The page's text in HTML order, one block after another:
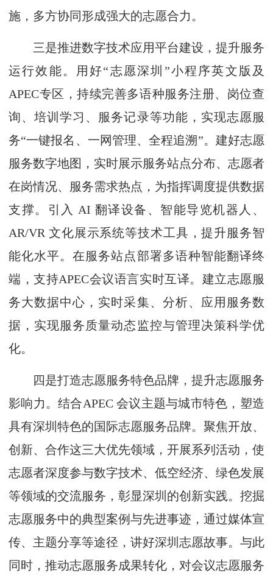
施，多方协同形成强大的志愿合力。
三是推进数字技术应用平台建设，提升服务
运行效能。用好“志愿深圳”小程序英文版及
APEC专区，持续完善多语种服务注册、岗位查
询、培训学习、服务记录等功能，实现志愿服
务“一键报名、一网管理、全程追溯”。建好志愿
服务数字地图，实时展示服务站点分布、志愿者
在岗情况、服务需求热点，为指挥调度提供数据
支撑。引入 AI 翻译设备、智能导览机器人、
AR/VR 文化展示系统等技术工具，提升服务智
能化水平。在服务站点部署多语种智能翻译终
端，支持APEC会议语言实时互译。建立志愿服
务大数据中心，实时采集、分析、应用服务数
据，实现服务质量动态监控与管理决策科学优
化。
四是打造志愿服务特色品牌，提升志愿服务
影响力。结合APEC 会议主题与城市特色，塑造
具有深圳特色的国际志愿服务品牌。聚焦开放、
创新、合作这三大优先领域，开展系列活动，使
志愿者深度参与数字技术、低空经济、绿色发展
等领域的交流服务，彰显深圳的创新实践。挖掘
志愿服务中的典型案例与先进事迹，通过媒体宣
传、主题分享等途径，讲好深圳志愿故事。与此
同时，推动志愿服务成果转化，对会议志愿服务